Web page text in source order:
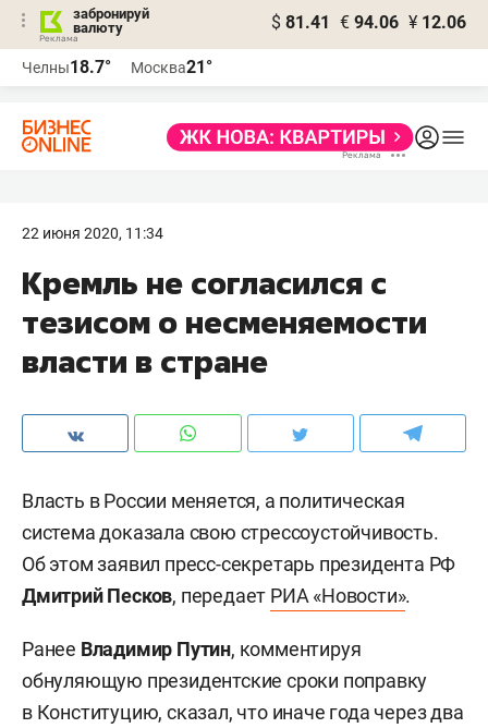
забронируй
валюту
$ 81.41 € 94.06 ¥ 12.06
Челны18.7° Москва21°
22 июня 2020, 11:34
Кремль не согласился с
тезисом о несменяемости
власти в стране
Власть в России меняется, а политическая
система доказала свою стрессоустойчивость.
Об этом заявил пресс-секретарь президента РФ
Дмитрий Песков, передает РИА «Новости».
Ранее Владимир Путин, комментируя
обнуляющую президентские сроки поправку
в Конституцию, сказал, что иначе года через два